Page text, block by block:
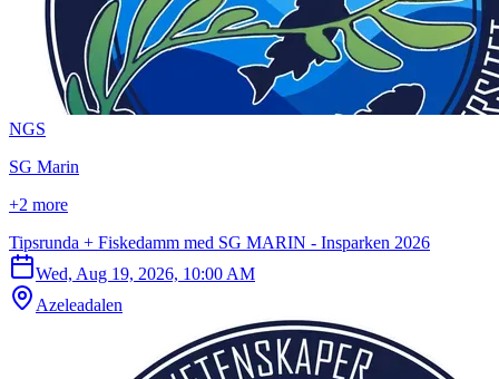
NGS
SG Marin
+2 more
Tipsrunda + Fiskedamm med SG MARIN - Insparken 2026
Wed, Aug 19, 2026, 10:00 AM
Azeleadalen